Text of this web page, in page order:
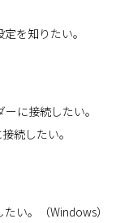
を知りたい。
に接続したい。
続したい。
い。（Windows）